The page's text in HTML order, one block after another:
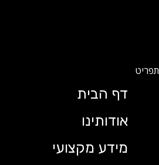
דף הבית
אודותינו
מידע מקצועי